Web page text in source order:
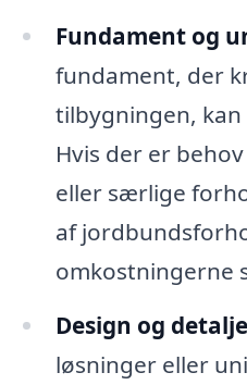
Fundament og
fundament, der
tilbygningen,
Hvis der er
eller særlige
af
omkostningerne
Design og
løsninger eller